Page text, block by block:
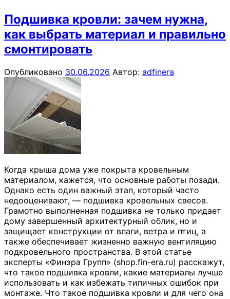
Подшивка кровли: зачем нужна,
как выбрать материал и правильно
смонтировать
Опубликовано 30.06.2026 Автор: adfinera
Когда крыша дома уже покрыта кровельным
материалом, кажется, что основные работы позади.
Однако есть один важный этап, который часто
недооценивают, — подшивка кровельных свесов.
Грамотно выполненная подшивка не только придает
дому завершенный архитектурный облик, но и
защищает конструкции от влаги, ветра и птиц, а
также обеспечивает жизненно важную вентиляцию
подкровельного пространства. В этой статье
эксперты «Финэра Групп» (shop.fin-era.ru) расскажут,
что такое подшивка кровли, какие материалы лучше
использовать и как избежать типичных ошибок при
монтаже. Что такое подшивка кровли и для чего она